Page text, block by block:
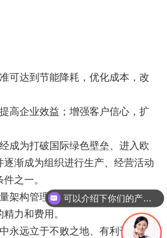
可达到节能降耗，优化成本，改
高企业效益；增强客户信心，扩
成为打破国际绿色壁垒、进入欧
渐成为组织进行生产、经营活动
之一。
架构管理化，节省了各个流程的
力和费用。
永远立于不败之地、有利于国际
你们是怎么收费的呢？